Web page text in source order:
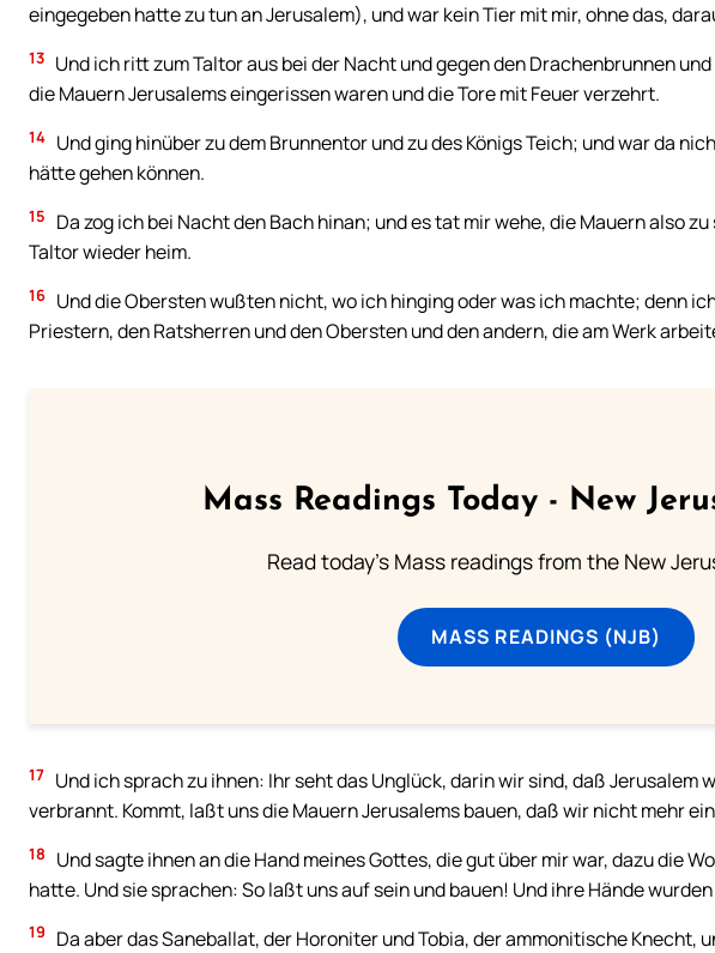
eingegeben hatte zu tun an Jerusalem), und war kein Tier mit mir, ohne das,
13 Und ich ritt zum Taltor aus bei der Nacht und gegen den Drachenbrunnen
die Mauern Jerusalems eingerissen waren und die Tore mit Feuer verzehrt.
14 Und ging hinüber zu dem Brunnentor und zu des Königs Teich; und war da
hätte gehen können.
15
Da zog ich bei Nacht den Bach hinan; und es tat mir wehe, die Mauern also
Taltor wieder heim.
16 Und die Obersten wußten nicht, wo ich hinging oder was ich machte; denn
Priestern, den Ratsherren und den Obersten und den andern, die am Werk
Mass Readings Today - New
Read today's Mass readings from the New
MASS READINGS (NJB)
17 Und ich sprach zu ihnen: Ihr seht das Unglück, darin wir sind, daß Jerusalem
verbrannt. Kommt, laßt uns die Mauern Jerusalems bauen, daß wir nicht mehr
18
Und sagte ihnen an die Hand meines Gottes, die gut über mir war, dazu die
hatte. Und sie sprachen: So laßt uns auf sein und bauen! Und ihre Hände
19
Da aber das Saneballat, der Horoniter und Tobia, der ammonitische Knecht,